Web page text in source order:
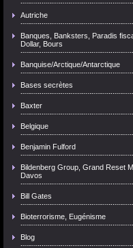
Autriche
Banques, Banksters, Paradis
Dollar, Bours
Banquise/Arctique/Antarctique
Bases secrètes
Baxter
Belgique
Benjamin Fulford
Bildenberg Group, Grand Reset
Davos
Bill Gates
Bioterrorisme, Eugénisme
Blog